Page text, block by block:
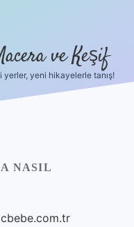
ve Keşif
yerler, yeni hikayelerle tanış!
NASIL